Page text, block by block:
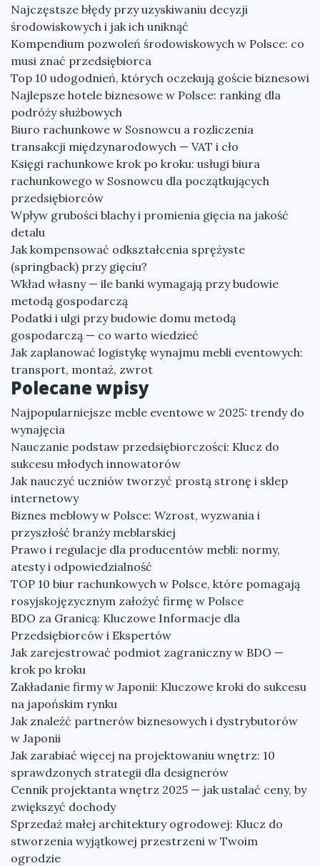
Najczęstsze błędy przy uzyskiwaniu decyzji
środowiskowych i jak ich uniknąć
Kompendium pozwoleń środowiskowych w Polsce: co
musi znać przedsiębiorca
Top 10 udogodnień, których oczekują goście biznesowi
Najlepsze hotele biznesowe w Polsce: ranking dla
podróży służbowych
Biuro rachunkowe w Sosnowcu a rozliczenia
transakcji międzynarodowych — VAT i cło
Księgi rachunkowe krok po kroku: usługi biura
rachunkowego w Sosnowcu dla początkujących
przedsiębiorców
Wpływ grubości blachy i promienia gięcia na jakość
detalu
Jak kompensować odkształcenia sprężyste
(springback) przy gięciu?
Wkład własny — ile banki wymagają przy budowie
metodą gospodarczą
Podatki i ulgi przy budowie domu metodą
gospodarczą — co warto wiedzieć
Jak zaplanować logistykę wynajmu mebli eventowych:
transport, montaż, zwrot
Polecane wpisy
Najpopularniejsze meble eventowe w 2025: trendy do
wynajęcia
Nauczanie podstaw przedsiębiorczości: Klucz do
sukcesu młodych innowatorów
Jak nauczyć uczniów tworzyć prostą stronę i sklep
internetowy
Biznes meblowy w Polsce: Wzrost, wyzwania i
przyszłość branży meblarskiej
Prawo i regulacje dla producentów mebli: normy,
atesty i odpowiedzialność
TOP 10 biur rachunkowych w Polsce, które pomagają
rosyjskojęzycznym założyć firmę w Polsce
BDO za Granicą: Kluczowe Informacje dla
Przedsiębiorców i Ekspertów
Jak zarejestrować podmiot zagraniczny w BDO —
krok po kroku
Zakładanie firmy w Japonii: Kluczowe kroki do sukcesu
na japońskim rynku
Jak znaleźć partnerów biznesowych i dystrybutorów
w Japonii
Jak zarabiać więcej na projektowaniu wnętrz: 10
sprawdzonych strategii dla designerów
Cennik projektanta wnętrz 2025 — jak ustalać ceny, by
zwiększyć dochody
Sprzedaż małej architektury ogrodowej: Klucz do
stworzenia wyjątkowej przestrzeni w Twoim
ogrodzie